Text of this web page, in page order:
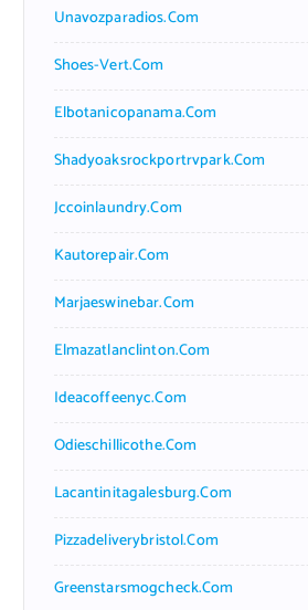
Unavozparadios.com
Shoes-Vert.com
Elbotanicopanama.com
Shadyoaksrockportrvpark.com
Jccoinlaundry.com
Kautorepair.com
Marjaeswinebar.com
Elmazatlanclinton.com
Ideacoffeenyc.com
Odieschillicothe.com
Lacantinitagalesburg.com
Pizzadeliverybristol.com
Greenstarsmogcheck.com